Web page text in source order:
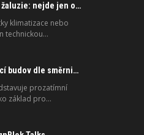
Klimatizace a venkovní žaluzie: nejde jen o peníze, ale i o právo
klimatizace nebo
technickou…
Návrh Strategie renovací budov dle směrnice 2024/1275/EU o energetické náročnosti budov
prozatímní
základ pro…